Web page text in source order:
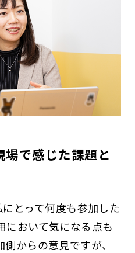
で感じた課題と
とって何度も参加した
において気になる点も
からの意見ですが、